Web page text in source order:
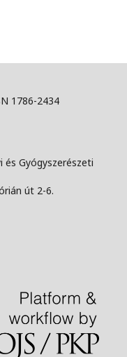
1786-2434
és Gyógyszerészeti
út 2-6.